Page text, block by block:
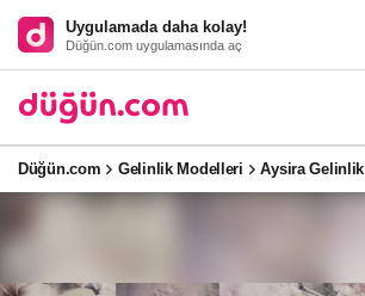
Uygulamada daha kolay!
Düğün.com uygulamasında aç
Düğün.com Gelinlik Modelleri Aysira Gelinlik